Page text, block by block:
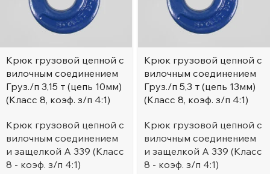
Крюк грузовой цепной с
вилочным соединением
Груз./п 3,15 т (цепь 10мм)
(Класс 8, коэф. з/п 4:1)
Крюк грузовой цепной с
вилочным соединением
и защелкой А 339 (Класс
8 - коэф. з/п 4:1)
Крюк грузовой цепной с
вилочным соединением
Груз./п 5,3 т (цепь 13мм)
(Класс 8, коэф. з/п 4:1)
Крюк грузовой цепной с
вилочным соединением
и защелкой А 339 (Класс
8 - коэф. з/п 4:1)